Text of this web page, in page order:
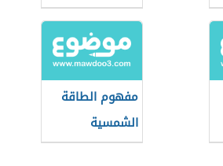
مفهوم الطاقة
الشمسية